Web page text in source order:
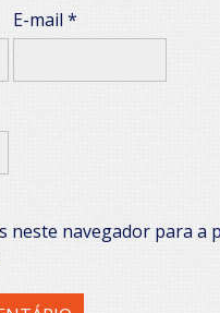
E-mail*
neste navegador para a